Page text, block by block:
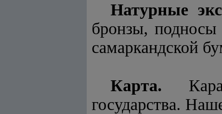
Натурные
бронзы, подносы
самаркандской
Карта.
государства.